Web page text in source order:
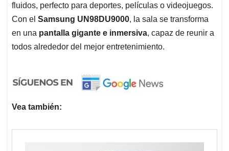
fluidos, perfecto para deportes, películas o videojuegos.
Con el Samsung UN98DU9000, la sala se transforma
en una pantalla gigante e inmersiva, capaz de reunir a
todos alrededor del mejor entretenimiento.
Vea también: